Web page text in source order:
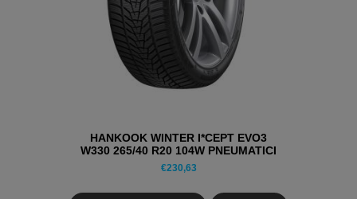
HANKOOK WINTER I*CEPT EVO3
W330 265/40 R20 104W PNEUMATICI
INVERNALI
€230,63